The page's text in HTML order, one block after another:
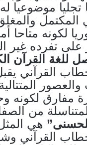
تجليا موضوعيا
المكتمل
لكونه متاحا
تفرده غير
للغة القرآن
القرآني
مفارق لكونه
من
هي
القرآني